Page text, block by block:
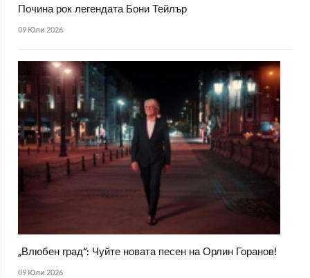
Почина рок легендата Бони Тейлър
09 Юли 2026
„Влюбен град“: Чуйте новата песен на Орлин Горанов!
09 Юли 2026